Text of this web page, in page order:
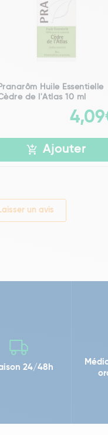
Pranarôm Huile Essentielle
de l'Atlas 10 ml
Ajouter
Laisser un avis
24/48h